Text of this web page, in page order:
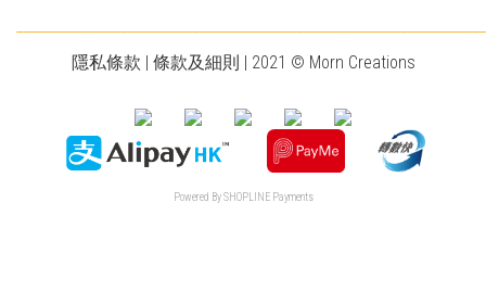
隱私條款 | 條款及細則 | 2021 © Morn Creations
Powered BySHOPLINE Payments